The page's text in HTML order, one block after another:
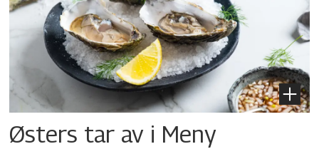
Østers tar av i Meny